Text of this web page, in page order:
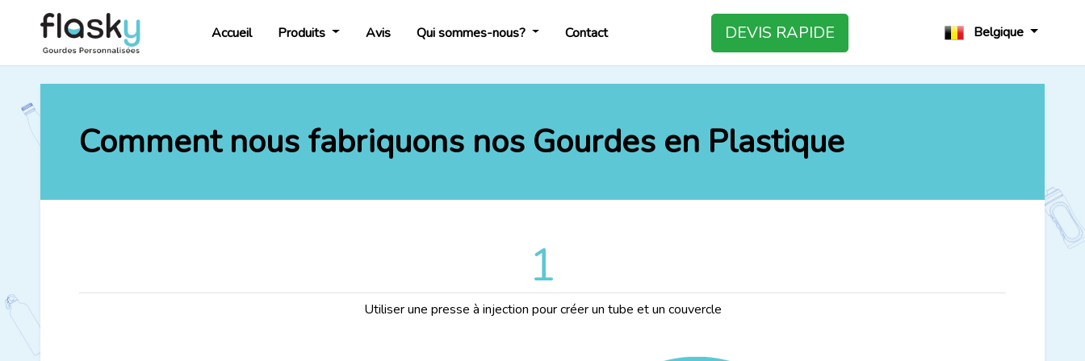
Accueil Produits Avis Qui sommes-nous? Contact DEVIS RAPIDE Belgique
Comment nous fabriquons nos Gourdes en Plastique
1
Utiliser une presse à injection pour créer un tube et un couvercle